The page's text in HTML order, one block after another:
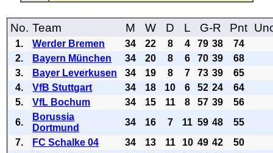
No. Team M W D L G-R Pnt
1. Werder Bremen 34 22 8 4 79 38 74
2.
Bayern München 34 20 8 6 70 39 68
3.
Bayer Leverkusen 34 19 8 7 73 39 65
4.
VfB Stuttgart 34 18 10 6 52 24 64
5.
VfL Bochum 34 15 11 8 57 39
56
6.
Borussia
Dortmund
34 16 7 11 59 48
55
7.
FC Schalke 04 34 13 11 10 49 42
50